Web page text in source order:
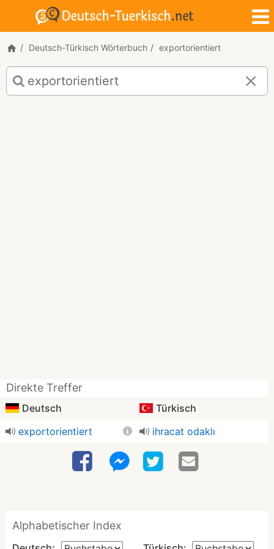
Deutsch-Türkisch Wörterbuch exportorientiert
Deutsch-
Türkisch
Übersetzung
Direkte Treffer
Deutsch
Türkisch
exportorientiert
ihracat odaklı
Alphabetischer Index